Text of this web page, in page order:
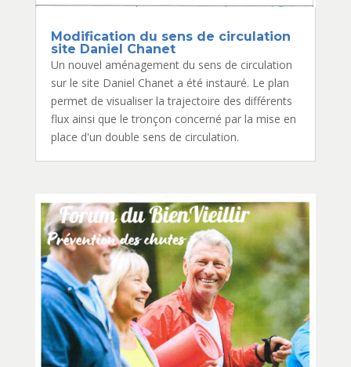
Modification du sens de circulation
site Daniel Chanet
Un nouvel aménagement du sens de circulation
sur le site Daniel Chanet a été instauré. Le plan
permet de visualiser la trajectoire des différents
flux ainsi que le tronçon concerné par la mise en
place d'un double sens de circulation.